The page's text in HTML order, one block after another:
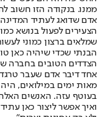
ממנו. בנקודה הזו חשוב
אדם שדואג לעתיד המדינה
הצעירים לפעול בנושא
שמלאים ברצון כמוני
הבנתי שכדי שיהיה כאן
אחד דיבר אדם שעבר
מאות ימים במילואים,
בעוטף עזה. האנשים
ואיך אפשר ליצור כאן